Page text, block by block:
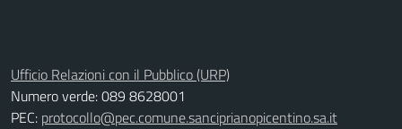
Ufficio Relazioni con il Pubblico (URP)
Numero verde: 089 8628001
PEC: protocollo@pec.comune.sanciprianopicentino.sa.it